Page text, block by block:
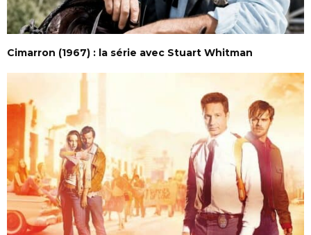
Cimarron (1967) : la série avec Stuart Whitman